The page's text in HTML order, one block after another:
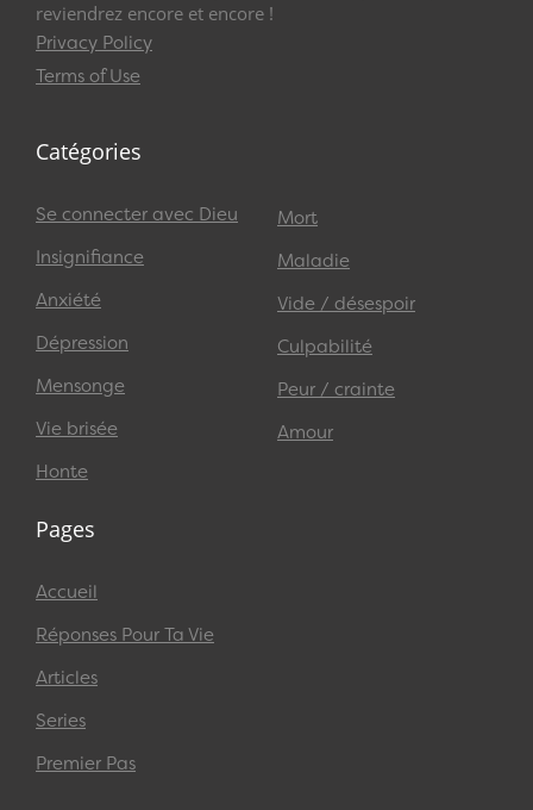
reviendrez encore et encore !
Privacy Policy
Terms of Use
Catégories
Se connecter avec Dieu
Insignifiance
Anxiété
Dépression
Mensonge
Vie brisée
Honte
Mort
Maladie
Vide / désespoir
Culpabilité
Peur / crainte
Amour
Pages
Accueil
Réponses Pour Ta Vie
Articles
Series
Premier Pas